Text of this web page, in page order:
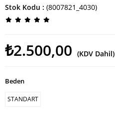
Stok Kodu (8007821_4030)
₺2.500,00 (KDV Dahil)
Beden
STANDART